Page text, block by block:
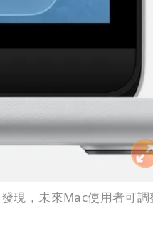
現，未來Mac使用者可調